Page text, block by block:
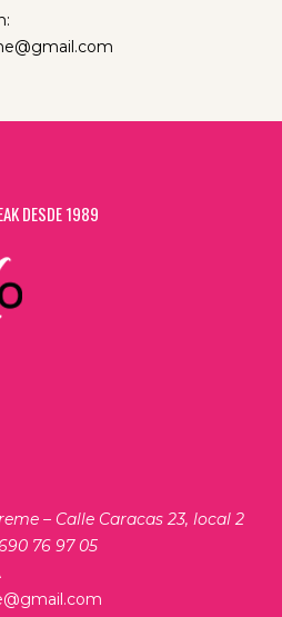
DESDE 1989
– Calle Caracas 23, local 2
76 97 05